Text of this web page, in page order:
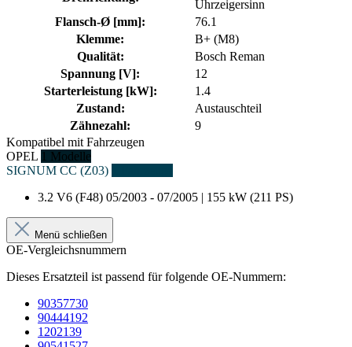
Uhrzeigersinn
Flansch-Ø [mm]:
76.1
Klemme:
B+ (M8)
Qualität:
Bosch Reman
Spannung [V]:
12
Starterleistung [kW]:
1.4
Zustand:
Austauschteil
Zähnezahl:
9
Kompatibel mit Fahrzeugen
OPEL 1 Modelle
SIGNUM CC (Z03)
3.2 V6 (F48) 05/2003 - 07/2005 | 155 kW (211 PS)
Menü schließen
OE-Vergleichsnummern
Dieses Ersatzteil ist passend für folgende OE-Nummern:
90357730
90444192
1202139